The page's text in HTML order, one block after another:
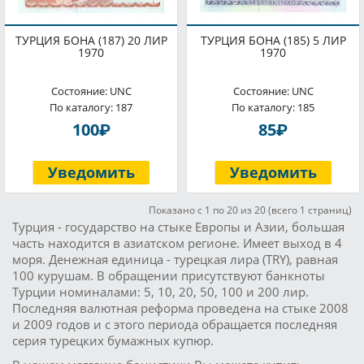
ТУРЦИЯ БОНА (187) 20 ЛИР
1970
Состояние: UNC
По каталогу: 187
100P
Уведомить
ТУРЦИЯ БОНА (185) 5 ЛИР
1970
Состояние: UNC
По каталогу: 185
85P
Уведомить
Показано с 1 по 20 из 20 (всего 1 страниц)
Турция - государство на стыке Европы и Азии, большая
часть находится в азиатском регионе. Имеет выход в 4
моря. Денежная единица - турецкая лира (TRY), равная
100 курушам. В обращении присутствуют банкноты
Турции номиналами: 5, 10, 20, 50, 100 и 200 лир.
Последняя валютная реформа проведена на стыке 2008
и 2009 годов и с этого периода обращается последняя
серия турецких бумажных купюр.